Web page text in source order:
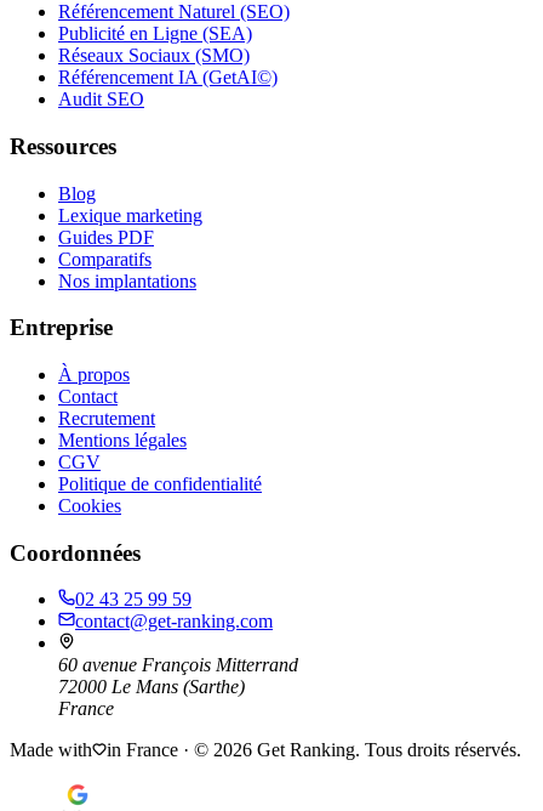
Référencement Naturel (SEO)
Publicité en Ligne (SEA)
Réseaux Sociaux (SMO)
Référencement IA (GetAI©)
Audit SEO
Ressources
Blog
Lexique marketing
Guides PDF
Comparatifs
Nos implantations
Entreprise
À propos
Contact
Recrutement
Mentions légales
CGV
Politique de confidentialité
Cookies
Coordonnées
02 43 25 99 59
contact@get-ranking.com
60 avenue François Mitterrand
72000 Le Mans (Sarthe)
France
Made with
in France · © 2026 Get Ranking. Tous droits réservés.